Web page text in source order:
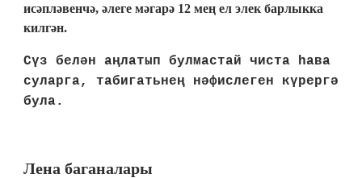
исәпләвенчә, әлеге мәгарә 12 мең ел элек барлыкка
килгән.
Сүз белән аңлатып булмастай чиста һава
суларга, табигатьнең нәфислеген күрергә
була.
Лена баганалары